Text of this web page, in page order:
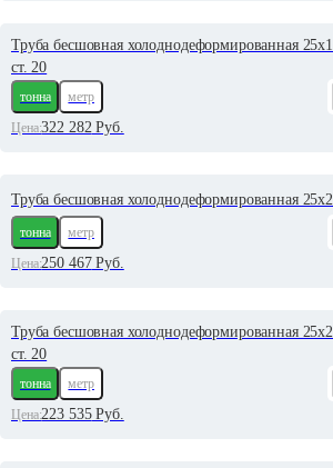
Труба бесшовная холоднодеформированная
ст. 20
тонна
метр
Цена:322 282Руб.
Труба бесшовная холоднодеформированная
тонна
метр
Цена:250 467Руб.
Труба бесшовная холоднодеформированная
ст. 20
тонна
метр
Цена:223 535Руб.